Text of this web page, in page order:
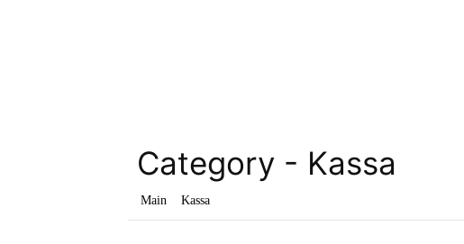
Category - Kassa
Main Kassa